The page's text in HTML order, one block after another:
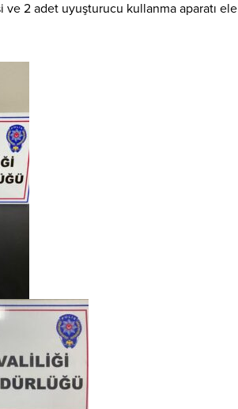
2 adet uyuşturucu kullanma aparatı ele